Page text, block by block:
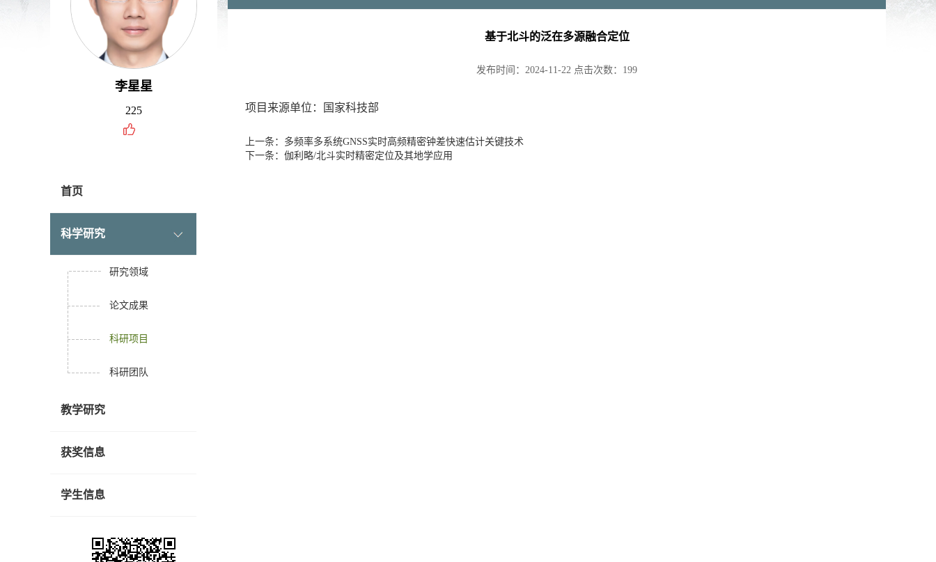
李星星
225
首页
科学研究
研究领域
论文成果
科研项目
科研团队
教学研究
获奖信息
学生信息
基于北斗的泛在多源融合定位
发布时间： 2024-11-22 点击次数： 199
项目来源单位：国家科技部
上一条：多频率多系统GNSS实时高频精密钟差快速估计关键技术
下一条：伽利略/北斗实时精密定位及其地学应用